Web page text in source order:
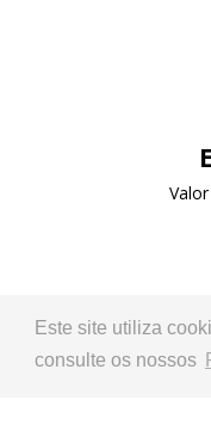
Este site utiliza
consulte os nossos